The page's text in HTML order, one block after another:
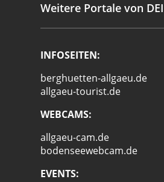
Weitere Portale von
INFOSEITEN:
berghuetten-allgaeu.de
allgaeu-tourist.de
WEBCAMS:
allgaeu-cam.de
bodenseewebcam.de
EVENTS: